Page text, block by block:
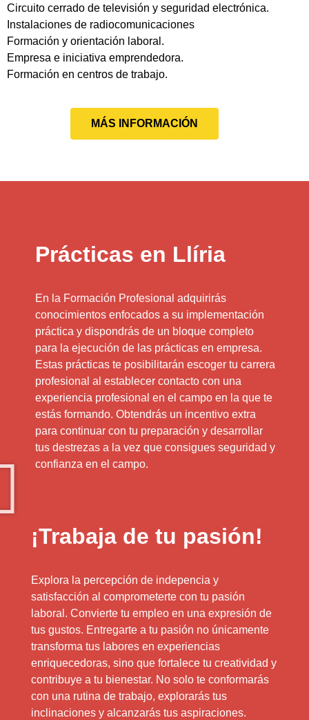
Circuito cerrado de televisión y seguridad electrónica.
Instalaciones de radiocomunicaciones
Formación y orientación laboral.
Empresa e iniciativa emprendedora.
Formación en centros de trabajo.
MÁS INFORMACIÓN
Prácticas en Llíria
En la Formación Profesional adquirirás
conocimientos enfocados a su implementación
práctica y dispondrás de un bloque completo
para la ejecución de las prácticas en empresa.
Estas prácticas te posibilitarán escoger tu carrera
profesional al establecer contacto con una
experiencia profesional en el campo en la que te
estás formando. Obtendrás un incentivo extra
para continuar con tu preparación y desarrollar
tus destrezas a la vez que consigues seguridad y
confianza en el campo.
¡Trabaja de tu pasión!
Explora la percepción de indepencia y
satisfacción al comprometerte con tu pasión
laboral. Convierte tu empleo en una expresión de
tus gustos. Entregarte a tu pasión no únicamente
transforma tus labores en experiencias
enriquecedoras, sino que fortalece tu creatividad y
contribuye a tu bienestar. No solo te conformarás
con una rutina de trabajo, explorarás tus
inclinaciones y alcanzarás tus aspiraciones.